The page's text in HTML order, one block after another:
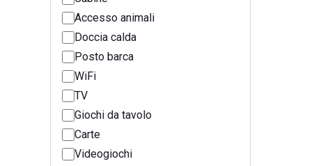
Accesso animali
Doccia calda
Posto barca
WiFi
TV
Giochi da tavolo
Carte
Videogiochi